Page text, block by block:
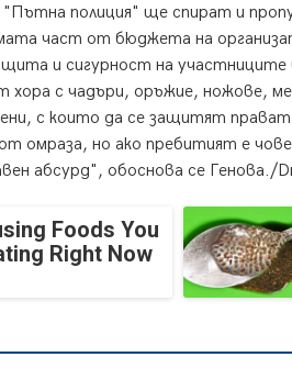
полиция" ще спират и
част от бюджета на
и сигурност на
хора с чадъри, оръжие, ножове,
с които да се защитят
омраза, но ако пребитият е
абсурд", обоснова се Генова./
Foods You
Right Now